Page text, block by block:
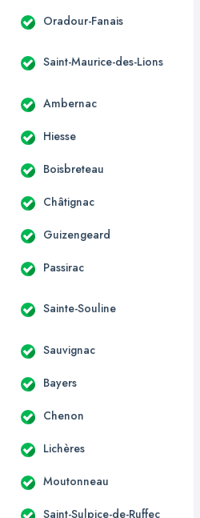
Oradour-Fanais
Saint-Maurice-des-Lions
Ambernac
Hiesse
Boisbreteau
Châtignac
Guizengeard
Passirac
Sainte-Souline
Sauvignac
Bayers
Chenon
Lichères
Moutonneau
Saint-Sulpice-de-Ruffec